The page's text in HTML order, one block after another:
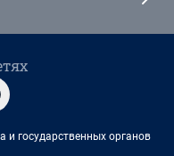
и государственных органов